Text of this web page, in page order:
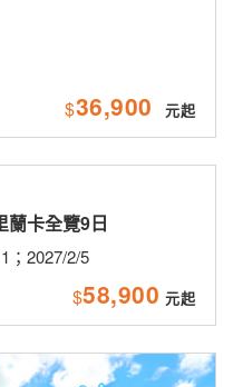
歡樂包機5日
57,888